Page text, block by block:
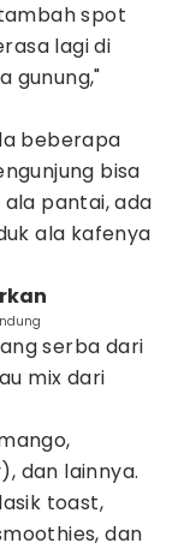
spot
lagi di
gunung,"
beberapa
bisa
pantai, ada
ala kafenya
serba dari
mix dari
dan lainnya.
toast,
dan